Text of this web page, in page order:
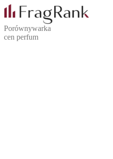
Porównywarka
cen perfum